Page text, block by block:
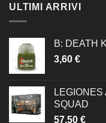
ULTIMI ARRIVI
B: DEATH
3,60 €
SQUAD
57,50 €